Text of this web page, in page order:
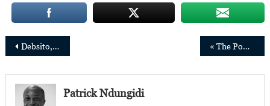
Navigation
de
l’article
Debsito, nouvelle révélation de l’Afro-pop « The Power of Women », le livre du Docteur Denis Mukwege, sera publié en 2021
Patrick Ndungidi